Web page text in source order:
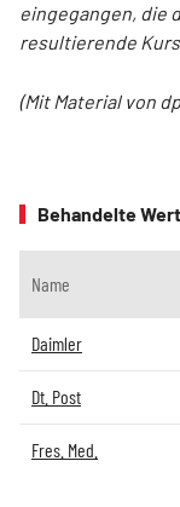
eingegangen, die
resultierende
(Mit Material von
Behandelte
Name
Daimler
Dt. Post
Fres. Med.